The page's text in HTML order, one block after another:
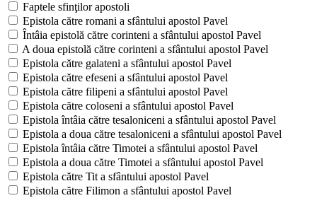
Faptele sfinţilor apostoli
Epistola către romani a sfântului apostol Pavel
Întâia epistolă către corinteni a sfântului apostol Pavel
A doua epistolă către corinteni a sfântului apostol Pavel
Epistola către galateni a sfântului apostol Pavel
Epistola către efeseni a sfântului apostol Pavel
Epistola către filipeni a sfântului apostol Pavel
Epistola către coloseni a sfântului apostol Pavel
Epistola întâia către tesaloniceni a sfântului apostol Pavel
Epistola a doua către tesaloniceni a sfântului apostol Pavel
Epistola întâia către Timotei a sfântului apostol Pavel
Epistola a doua către Timotei a sfântului apostol Pavel
Epistola către Tit a sfântului apostol Pavel
Epistola către Filimon a sfântului apostol Pavel